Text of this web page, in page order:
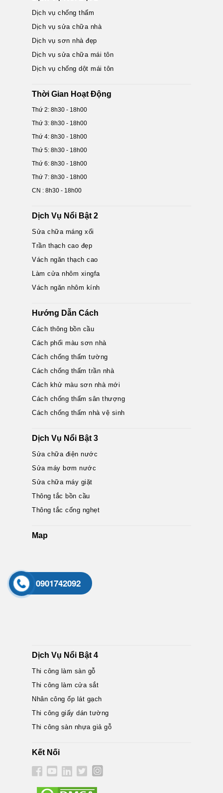
Dịch vụ chống thấm
Dịch vụ sửa chữa nhà
Dịch vụ sơn nhà đẹp
Dịch vụ sửa chữa mái tôn
Dịch vụ chống dột mái tôn
Thời Gian Hoạt Động
Thứ 2: 8h30 - 18h00
Thứ 3: 8h30 - 18h00
Thứ 4: 8h30 - 18h00
Thứ 5: 8h30 - 18h00
Thứ 6: 8h30 - 18h00
Thứ 7: 8h30 - 18h00
CN : 8h30 - 18h00
Dịch Vụ Nổi Bật 2
Sửa chữa máng xối
Trần thạch cao đẹp
Vách ngăn thạch cao
Làm cửa nhôm xingfa
Vách ngăn nhôm kính
Hướng Dẫn Cách
Cách thông bồn cầu
Cách phối màu sơn nhà
Cách chống thấm tường
Cách chống thấm trần nhà
Cách khử màu sơn nhà mới
Cách chống thấm sân thượng
Cách chống thấm nhà vệ sinh
Dịch Vụ Nổi Bật 3
Sửa chữa điện nước
Sửa máy bơm nước
Sửa chữa máy giặt
Thông tắc bồn cầu
Thông tắc cống nghẹt
Map
Dịch Vụ Nổi Bật 4
Thi công làm sàn gỗ
Thi công làm cửa sắt
Nhân công ốp lát gạch
Thi công giấy dán tường
Thi công sàn nhựa giả gỗ
Kết Nối
0901742092